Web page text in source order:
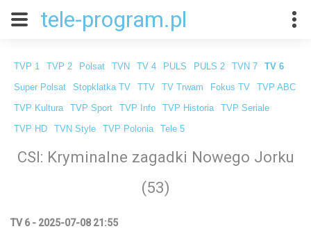
tele-program.pl
TVP 1 TVP 2 Polsat TVN TV 4 PULS PULS 2 TVN 7 TV 6
Super Polsat Stopklatka TV TTV TV Trwam Fokus TV TVP ABC
TVP Kultura TVP Sport TVP Info TVP Historia TVP Seriale
TVP HD TVN Style TVP Polonia Tele 5
CSI: Kryminalne zagadki Nowego Jorku
(53)
TV 6 - 2025-07-08 21:55